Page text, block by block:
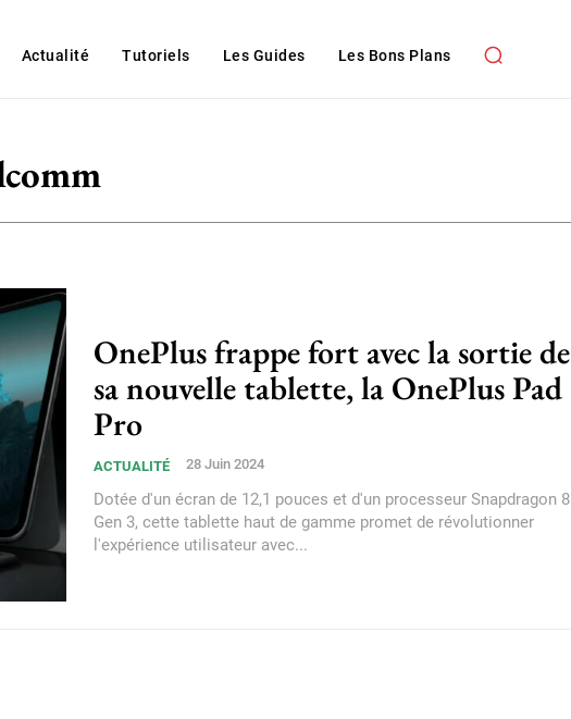
Actualité Tutoriels Les Guides Les Bons Plans
OnePlus frappe fort avec la sortie de
sa nouvelle tablette, la OnePlus Pad
Pro
ACTUALITÉ 28 Juin 2024
Dotée d'un écran de 12,1 pouces et d'un processeur Snapdragon 8
Gen 3, cette tablette haut de gamme promet de révolutionner
l'expérience utilisateur avec...